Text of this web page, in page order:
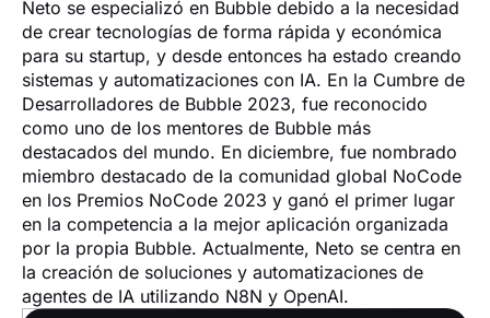
Neto se especializó en Bubble debido a la necesidad
de crear tecnologías de forma rápida y económica
para su startup, y desde entonces ha estado creando
sistemas y automatizaciones con IA. En la Cumbre de
Desarrolladores de Bubble 2023, fue reconocido
como uno de los mentores de Bubble más
destacados del mundo. En diciembre, fue nombrado
miembro destacado de la comunidad global NoCode
en los Premios NoCode 2023 y ganó el primer lugar
en la competencia a la mejor aplicación organizada
por la propia Bubble. Actualmente, Neto se centra en
la creación de soluciones y automatizaciones de
agentes de IA utilizando N8N y OpenAI.